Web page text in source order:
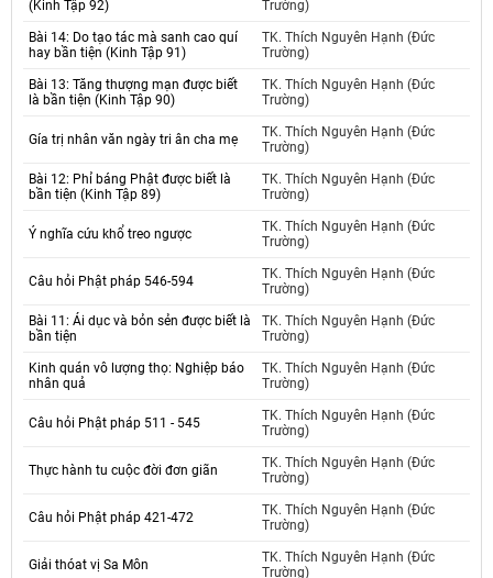
(Kinh Tập 92) Trường)
Bài 14: Do tạo tác mà sanh cao quí
hay bần tiện (Kinh Tập 91)
TK. Thích Nguyên Hạnh (Đức
Trường)
Bài 13: Tăng thượng mạn được biết
là bần tiện (Kinh Tập 90)
TK. Thích Nguyên Hạnh (Đức
Trường)
Gía trị nhân văn ngày tri ân cha mẹ
TK. Thích Nguyên Hạnh (Đức
Trường)
Bài 12: Phỉ báng Phật được biết là
bần tiện (Kinh Tập 89)
TK. Thích Nguyên Hạnh (Đức
Trường)
Ý nghĩa cứu khổ treo ngược
TK. Thích Nguyên Hạnh (Đức
Trường)
Câu hỏi Phật pháp 546-594
TK. Thích Nguyên Hạnh (Đức
Trường)
Bài 11: Ái dục và bỏn sẻn được biết là
bần tiện
TK. Thích Nguyên Hạnh (Đức
Trường)
Kinh quán vô lượng thọ: Nghiệp báo
nhân quả
TK. Thích Nguyên Hạnh (Đức
Trường)
Câu hỏi Phật pháp 511 - 545
TK. Thích Nguyên Hạnh (Đức
Trường)
Thực hành tu cuộc đời đơn giãn
TK. Thích Nguyên Hạnh (Đức
Trường)
Câu hỏi Phật pháp 421-472
TK. Thích Nguyên Hạnh (Đức
Trường)
Giải thóat vị Sa Môn
TK. Thích Nguyên Hạnh (Đức
Trường)